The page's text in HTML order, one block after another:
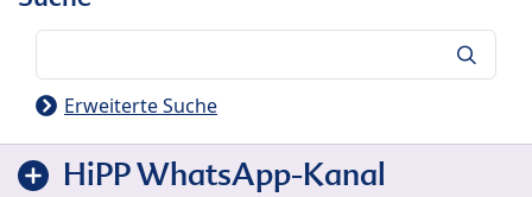
Erweiterte Suche
HiPP WhatsApp-Kanal